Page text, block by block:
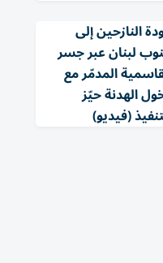
النازحين إلى
لبنان عبر جسر
المدمّر مع
الهدنة حيّز
(فيديو)